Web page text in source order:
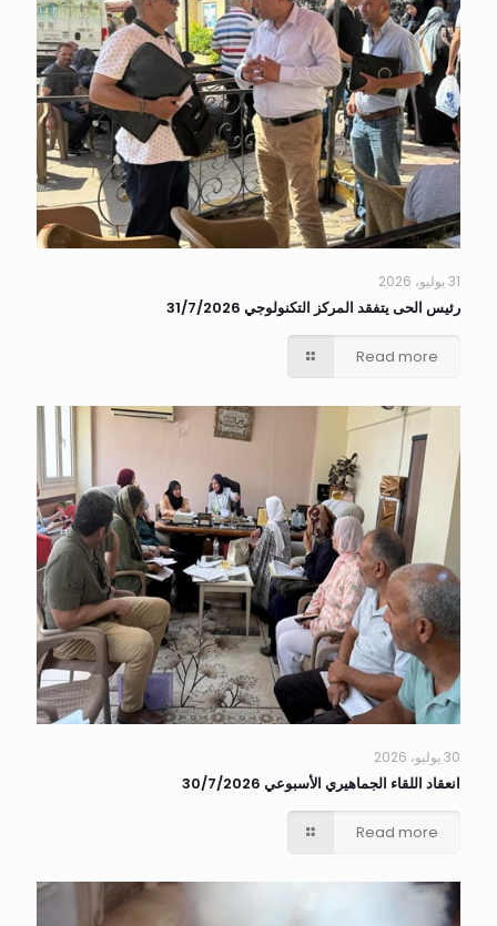
31 يوليو، 2026
رئيس الحى يتفقد المركز التكنولوجي 31/7/2026
Read more
30 يوليو، 2026
انعقاد اللقاء الجماهيري الأسبوعي 30/7/2026
Read more